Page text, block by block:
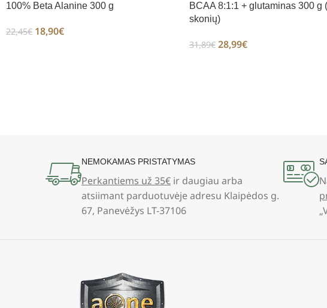
100% Beta Alanine 300 g
22,45€ 18,90€
BCAA 8:1:1 + glutaminas 300 g
skonių)
31,89€ 28,99€
NEMOKAMAS PRISTATYMAS
Perkantiems už 35€ir daugiau arba
atsiimant parduotuvėje adresu Klaipėdos g.
67, Panevėžys LT-37106